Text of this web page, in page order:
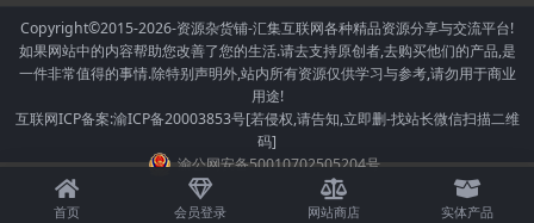
Copyright©2015-2026-资源杂货铺-汇集互联网各种精品资源分享与交流平台!
如果网站中的内容帮助您改善了您的生活.请去支持原创者,去购买他们的产品,是
一件非常值得的事情.除特别声明外,站内所有资源仅供学习与参考,请勿用于商业
用途!
互联网ICP备案:渝ICP备20003853号[若侵权,请告知,立即删-找站长微信扫描二维
码]
渝公网安备50010702505204号
首页 会员登录 网站商店 实体产品